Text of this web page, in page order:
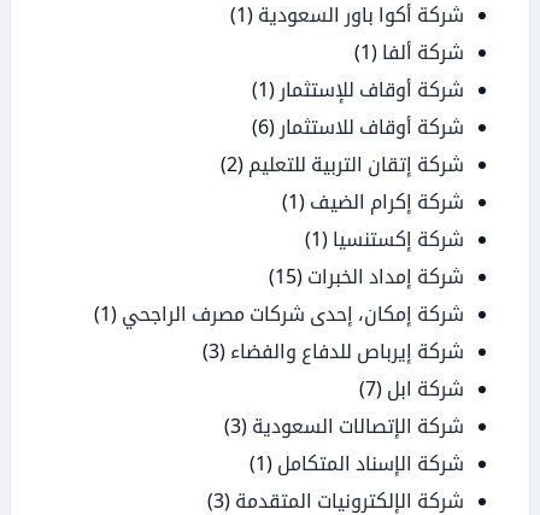
شركة أكوا باور السعودية (1)
شركة ألفا (1)
شركة أوقاف للإستثمار (1)
شركة أوقاف للاستثمار (6)
شركة إتقان التربية للتعليم (2)
شركة إكرام الضيف (1)
شركة إكستنسيا (1)
شركة إمداد الخبرات (15)
شركة إمكان، إحدى شركات مصرف الراجحي (1)
شركة إيرباص للدفاع والفضاء (3)
شركة ابل (7)
شركة الإتصالات السعودية (3)
شركة الإسناد المتكامل (1)
شركة الإلكترونيات المتقدمة (3)